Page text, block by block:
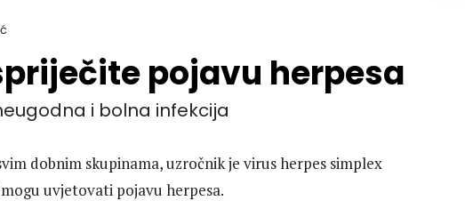
pojavu herpesa
i bolna infekcija
dobnim skupinama, uzročnik je virus herpes simplex
uvjetovati pojavu herpesa.